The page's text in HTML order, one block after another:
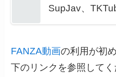
SupJav、
FANZA動画の利用が初
下のリンクを参照してく